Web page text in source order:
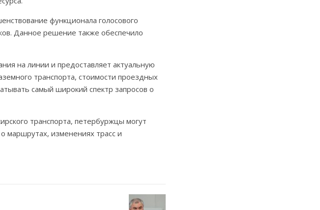
функционала голосового
Данное решение также обеспечило
на линии и предоставляет актуальную
транспорта, стоимости проездных
самый широкий спектр запросов о
транспорта, петербуржцы могут
маршрутах, изменениях трасс и